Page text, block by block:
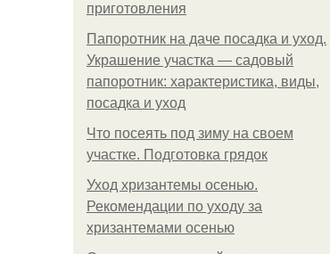
приготовления
Папоротник на даче посадка и уход.
Украшение участка — садовый
папоротник: характеристика, виды,
посадка и уход
Что посеять под зиму на своем
участке. Подготовка грядок
Уход хризантемы осенью.
Рекомендации по уходу за
хризантемами осенью